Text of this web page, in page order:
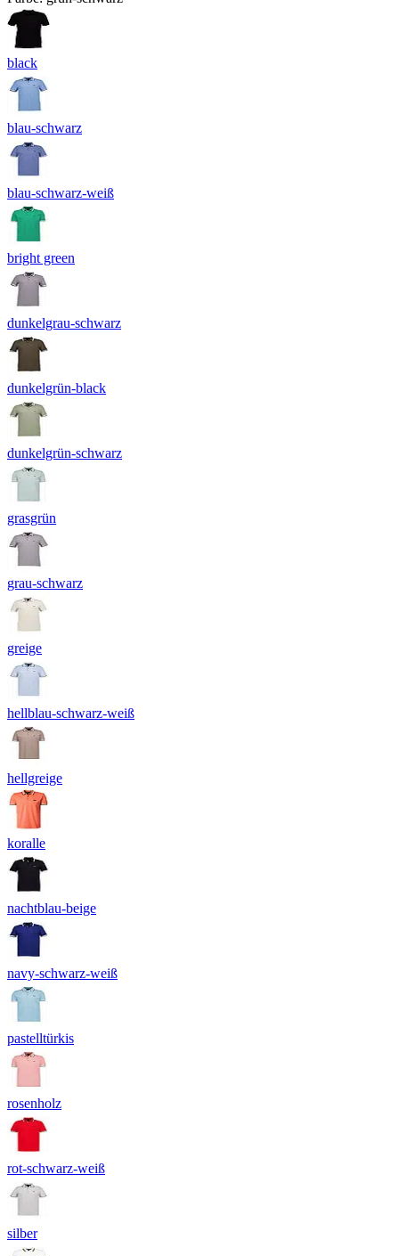
black
blau-schwarz
blau-schwarz-weiß
bright green
dunkelgrau-schwarz
dunkelgrün-black
dunkelgrün-schwarz
grasgrün
grau-schwarz
greige
hellblau-schwarz-weiß
hellgreige
koralle
nachtblau-beige
navy-schwarz-weiß
pastelltürkis
rosenholz
rot-schwarz-weiß
silber